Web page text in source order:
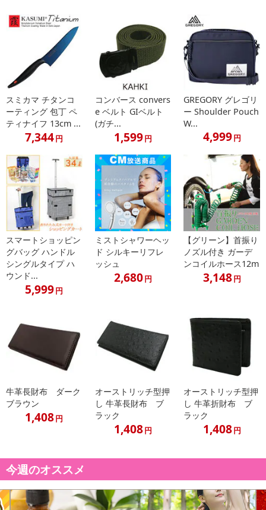
【賞味・消費期限のある商品について】
商品到着時点でのお日持ち期間は、配送日数などにより異なります
のでご了承ください。
【キャンセルについて】
※お申込み後のキャンセルはお受けできません。
記載されている内容を必ずご確認いただき、お届けする商品セット
にご納得いただきましたうえでお申し込みください。
※パッケージ変更や商品リニューアル（成分など含む）等により、
参考の掲載画像や画像内のバーコードなど、お届け商品と多少異な
る場合がございます。
また、[新たな加工食品の原料原産地表示制度]の経過措置期間の終
了により、商品詳細内に記載の原産国・原材料の表記が旧表記の場
合がございます。
あらかじめご了承いただいた上でお申込みください。なお、本理由
によるお申込み後のキャンセル・返品交換は対応いたしかねます。
【お支払いについて】
※d払い、PayPay、au PAY、au PAY（auかんたん決済）、ソフトバ
ンクまとめて支払い、楽天ペイ、メルペイ、AEON Pay、Amazon
Payでお支払いの場合、決済のため外部サイトへ遷移します。
※予約商品は決済手段ごとに定められた決済期限日にお支払いを完
了することがございます。ご了承いただいたうえでお申し込みくだ
さい。
【配送伝票番号について】
※配送形態がメール便の商品については、商品の発送完了後、配送
【配送日時の指定について】
※配送日時の指定が可能な商品の場合、商品によってご指定できる
配送日、配送時間が異なる可能性がございます。
スミカマ チタンコ
ーティング 包丁 ペ
ティナイフ 13cm ...
7,344円
コンバース convers
e ベルト GIベルト
(ガチ...
1,599円
GREGORY グレゴリ
ー Shoulder Pouch
W...
4,999円
スマートショッピン
グバッグ ハンドル
シングルタイプ ハ
ウンド...
5,999円
ミストシャワーヘッ
ド シルキーリフレ
ッシュ
2,680円
【グリーン】首振り
ノズル付き ガーデ
ンコイルホース12m
3,148円
牛革長財布 ダーク
ブラウン
1,408円
オーストリッチ型押
し 牛革長財布 ブ
ラック
1,408円
オーストリッチ型押
し 牛革折財布 ブ
ラック
1,408円
今週のオススメ